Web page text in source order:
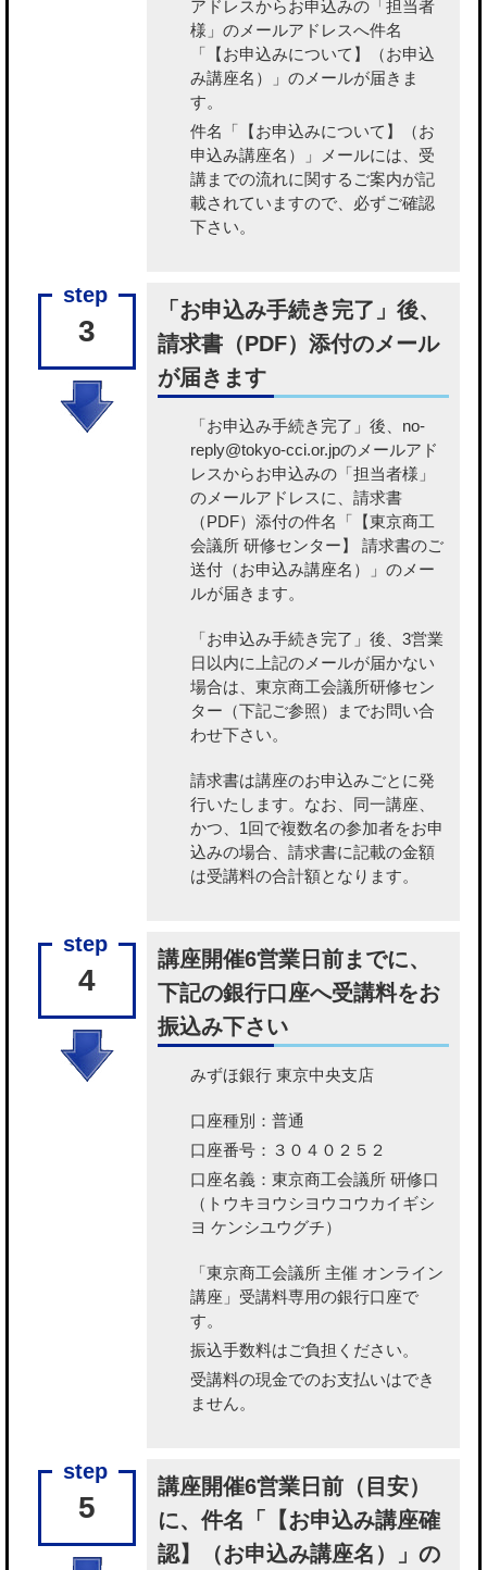
アドレスからお申込みの「担当者
様」のメールアドレスへ件名
「【お申込みについて】（お申込
み講座名）」のメールが届きま
す。
件名「【お申込みについて】（お
申込み講座名）」メールには、受
講までの流れに関するご案内が記
載されていますので、必ずご確認
下さい。
3
「お申込み手続き完了」後、
請求書（PDF）添付のメール
が届きます
「お申込み手続き完了」後、no-
reply@tokyo-cci.or.jpのメールアド
レスからお申込みの「担当者様」
のメールアドレスに、請求書
（PDF）添付の件名「【東京商工
会議所 研修センター】 請求書のご
送付（お申込み講座名）」のメー
ルが届きます。
「お申込み手続き完了」後、3営業
日以内に上記のメールが届かない
場合は、東京商工会議所研修セン
ター（下記ご参照）までお問い合
わせ下さい。
請求書は講座のお申込みごとに発
行いたします。なお、同一講座、
かつ、1回で複数名の参加者をお申
込みの場合、請求書に記載の金額
は受講料の合計額となります。
4
講座開催6営業日前までに、
下記の銀行口座へ受講料をお
振込み下さい
みずほ銀行 東京中央支店
口座種別：普通
口座番号：３０４０２５２
口座名義：東京商工会議所 研修口
（トウキヨウシヨウコウカイギシ
ヨ ケンシユウグチ）
「東京商工会議所 主催 オンライン
講座」受講料専用の銀行口座で
す。
振込手数料はご負担ください。
受講料の現金でのお支払いはでき
ません。
5
講座開催6営業日前（目安）
に、件名「【お申込み講座確
認】（お申込み講座名）」の